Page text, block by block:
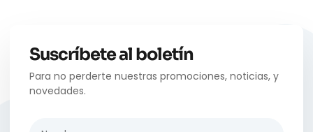
Suscríbete al boletín
Para no perderte nuestras promociones, noticias, y
novedades.